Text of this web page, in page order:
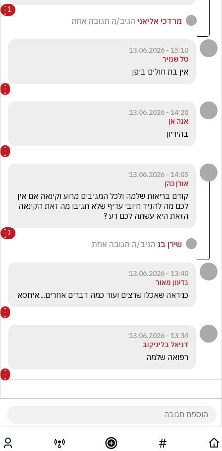
1
מרדכי אליאני הגיב/ה תגובה אחת
15:10 - 13.06.2026
טל שמיר
אין בת חולים ביפן
14:20 - 13.06.2026
אנה אן
בהיריון
14:05 - 13.06.2026
אורן כהן
הזאת היא עשתה לכם רע ?
1
שירן בנ הגיב/ה תגובה אחת
13:40 - 13.06.2026
גדעון מאור
כניראה שאכלו שרצים ועוד כמה דברים אחרים....איחסא
13:34 - 13.06.2026
דניאל בליניקוב
רפואה שלמה
מארק שניידר